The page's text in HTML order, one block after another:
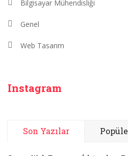
Bilgisayar Mühendisliği
Genel
Web Tasarım
Instagram
Son Yazılar